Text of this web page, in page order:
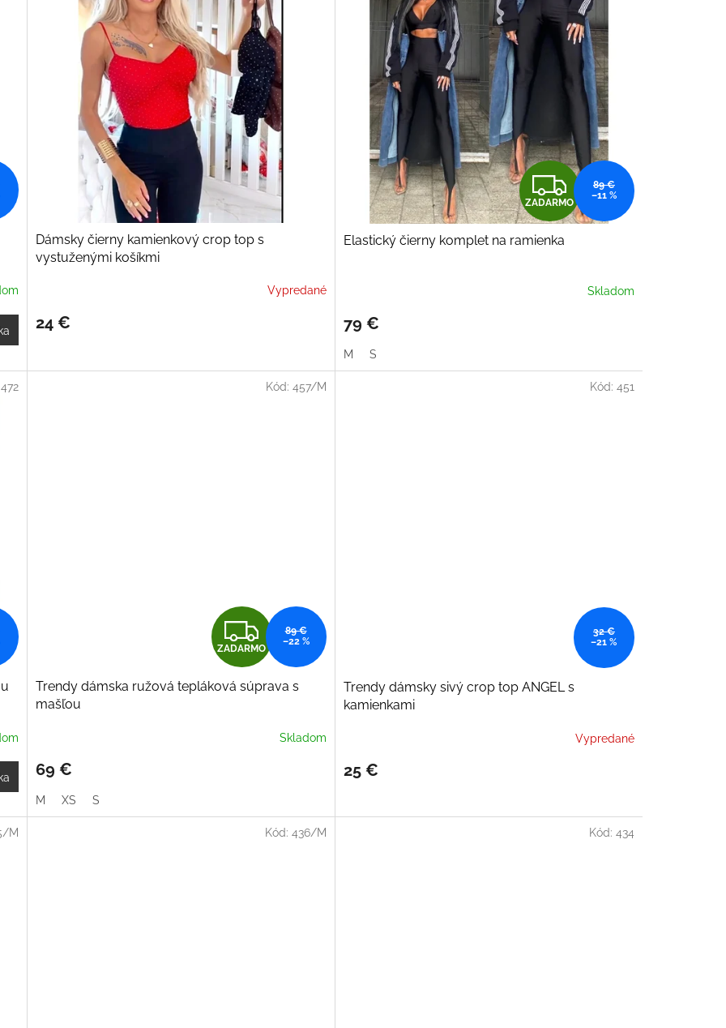
Dámsky čierny kamienkový crop top s
vystuženými košíkmi
Vypredané
24 €
Z
A
A
ZADARMO
89 €
–11 %
Elastický čierny komplet na ramienka
Skladom
79 €
M S
472
Z
A
D
A
O
ZADARMO
89 €
–22 %
Trendy dámska ružová tepláková súprava s
mašľou
Skladom
69 €
M XS S
Kód: 457/M
32 €
–21 %
Trendy dámsky sivý crop top ANGEL s
kamienkami
Vypredané
25 €
Kód: 451
M Kód: 436/M Kód: 434